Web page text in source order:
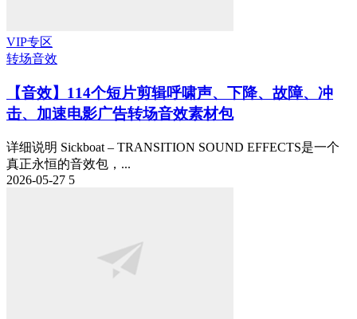
VIP专区
转场音效
【音效】114个短片剪辑呼啸声、下降、故障、冲
击、加速电影广告转场音效素材包
详细说明 Sickboat – TRANSITION SOUND EFFECTS是一个
真正永恒的音效包，...
2026-05-27 5